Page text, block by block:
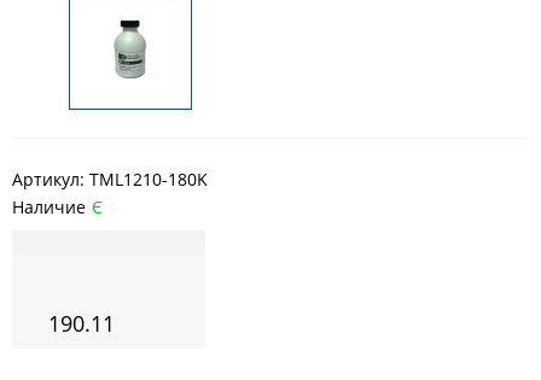
Артикул: TML1210-180K
Наличие Є
190.11